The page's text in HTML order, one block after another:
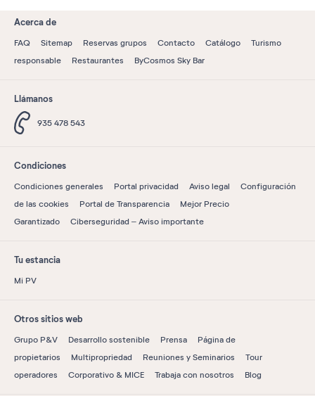
Acerca de
FAQ Sitemap Reservas grupos Contacto Catálogo
Turismo
responsable
Restaurantes ByCosmos Sky Bar
Llámanos
935 478 543
Condiciones
Condiciones generales Portal privacidad Aviso legal
Configuración
de las cookies
Portal de Transparencia
Mejor Precio
Garantizado
Ciberseguridad – Aviso importante
Tu estancia
Mi PV
Otros sitios web
Grupo P&V Desarrollo sostenible Prensa
Página de
propietarios
Multipropriedad Reuniones y Seminarios
Tour
operadores
Corporativo & MICE Trabaja con nosotros Blog